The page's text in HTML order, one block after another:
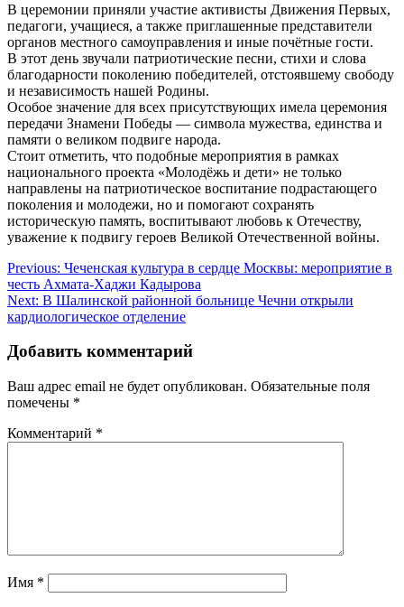
В церемонии приняли участие активисты Движения Первых,
педагоги, учащиеся, а также приглашенные представители
органов местного самоуправления и иные почётные гости.
В этот день звучали патриотические песни, стихи и слова
благодарности поколению победителей, отстоявшему свободу
и независимость нашей Родины.
Особое значение для всех присутствующих имела церемония
передачи Знамени Победы — символа мужества, единства и
памяти о великом подвиге народа.
Стоит отметить, что подобные мероприятия в рамках
национального проекта «Молодёжь и дети» не только
направлены на патриотическое воспитание подрастающего
поколения и молодежи, но и помогают сохранять
историческую память, воспитывают любовь к Отечеству,
уважение к подвигу героев Великой Отечественной войны.
Навигация
по
записям
Previous: Чеченская культура в сердце Москвы: мероприятие в
честь Ахмата-Хаджи Кадырова
Next: В Шалинской районной больнице Чечни открыли
кардиологическое отделение
Добавить комментарий
Ваш адрес email не будет опубликован. Обязательные поля
помечены *
Комментарий *
Имя *